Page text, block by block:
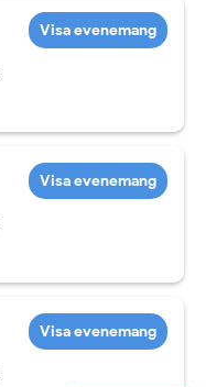
Visa evenemang
Visa evenemang
Visa evenemang